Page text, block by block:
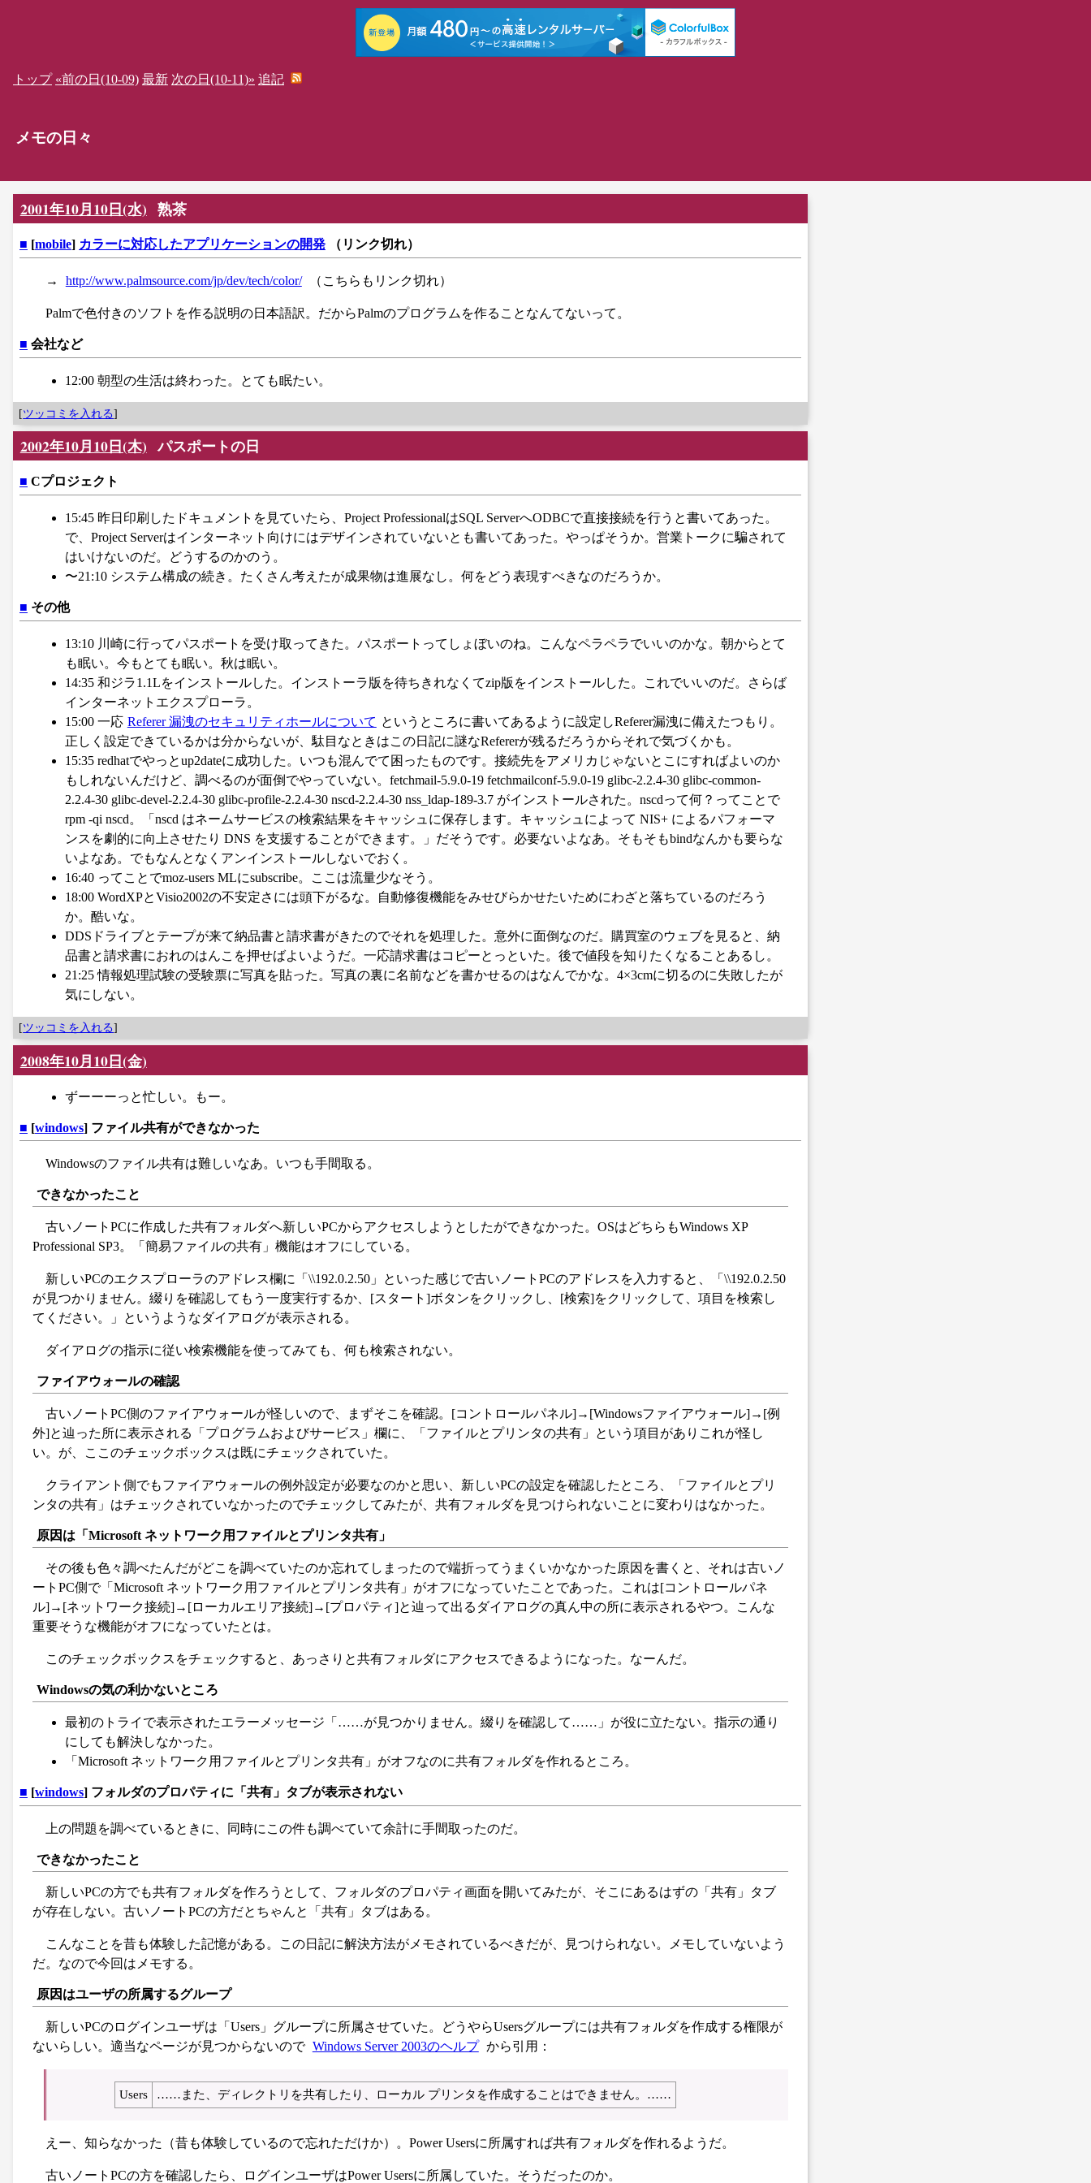
トップ «前の日(10-09) 最新 次の日(10-11)» 追記
メモの日々
2001年10月10日(水) 熟茶
■ [mobile] カラーに対応したアプリケーションの開発 （リンク切れ）
→ http://www.palmsource.com/jp/dev/tech/color/ （こちらもリンク切れ）
Palmで色付きのソフトを作る説明の日本語訳。だからPalmのプログラムを作ることなんてないって。
■ 会社など
12:00 朝型の生活は終わった。とても眠たい。
[ツッコミを入れる]
2002年10月10日(木) パスポートの日
■ Cプロジェクト
15:45 昨日印刷したドキュメントを見ていたら、Project ProfessionalはSQL ServerへODBCで直接接続を行うと書いてあった。
で、Project Serverはインターネット向けにはデザインされていないとも書いてあった。やっぱそうか。営業トークに騙されて
はいけないのだ。どうするのかのう。
〜21:10 システム構成の続き。たくさん考えたが成果物は進展なし。何をどう表現すべきなのだろうか。
■ その他
13:10 川崎に行ってパスポートを受け取ってきた。パスポートってしょぼいのね。こんなペラペラでいいのかな。朝からとて
も眠い。今もとても眠い。秋は眠い。
14:35 和ジラ1.1Lをインストールした。インストーラ版を待ちきれなくてzip版をインストールした。これでいいのだ。さらば
インターネットエクスプローラ。
15:00 一応 Referer 漏洩のセキュリティホールについて というところに書いてあるように設定しReferer漏洩に備えたつもり。
正しく設定できているかは分からないが、駄目なときはこの日記に謎なRefererが残るだろうからそれで気づくかも。
15:35 redhatでやっとup2dateに成功した。いつも混んでて困ったものです。接続先をアメリカじゃないとこにすればよいのか
もしれないんだけど、調べるのが面倒でやっていない。fetchmail-5.9.0-19 fetchmailconf-5.9.0-19 glibc-2.2.4-30 glibc-common-
2.2.4-30 glibc-devel-2.2.4-30 glibc-profile-2.2.4-30 nscd-2.2.4-30 nss_ldap-189-3.7 がインストールされた。nscdって何？ってことで
rpm -qi nscd。「nscd はネームサービスの検索結果をキャッシュに保存します。キャッシュによって NIS+ によるパフォーマ
ンスを劇的に向上させたり DNS を支援することができます。」だそうです。必要ないよなあ。そもそもbindなんかも要らな
いよなあ。でもなんとなくアンインストールしないでおく。
16:40 ってことでmoz-users MLにsubscribe。ここは流量少なそう。
18:00 WordXPとVisio2002の不安定さには頭下がるな。自動修復機能をみせびらかせたいためにわざと落ちているのだろう
か。酷いな。
DDSドライブとテープが来て納品書と請求書がきたのでそれを処理した。意外に面倒なのだ。購買室のウェブを見ると、納
品書と請求書におれのはんこを押せばよいようだ。一応請求書はコピーとっといた。後で値段を知りたくなることあるし。
21:25 情報処理試験の受験票に写真を貼った。写真の裏に名前などを書かせるのはなんでかな。4×3cmに切るのに失敗したが
気にしない。
[ツッコミを入れる]
2008年10月10日(金)
ずーーーっと忙しい。もー。
■ [windows] ファイル共有ができなかった
Windowsのファイル共有は難しいなあ。いつも手間取る。
できなかったこと
古いノートPCに作成した共有フォルダへ新しいPCからアクセスしようとしたができなかった。OSはどちらもWindows XP
Professional SP3。「簡易ファイルの共有」機能はオフにしている。
新しいPCのエクスプローラのアドレス欄に「\\192.0.2.50」といった感じで古いノートPCのアドレスを入力すると、「\\192.0.2.50
が見つかりません。綴りを確認してもう一度実行するか、[スタート]ボタンをクリックし、[検索]をクリックして、項目を検索し
てください。」というようなダイアログが表示される。
ダイアログの指示に従い検索機能を使ってみても、何も検索されない。
ファイアウォールの確認
古いノートPC側のファイアウォールが怪しいので、まずそこを確認。[コントロールパネル]→[Windowsファイアウォール]→[例
外]と辿った所に表示される「プログラムおよびサービス」欄に、「ファイルとプリンタの共有」という項目がありこれが怪し
い。が、ここのチェックボックスは既にチェックされていた。
クライアント側でもファイアウォールの例外設定が必要なのかと思い、新しいPCの設定を確認したところ、「ファイルとプリ
ンタの共有」はチェックされていなかったのでチェックしてみたが、共有フォルダを見つけられないことに変わりはなかった。
原因は「Microsoft ネットワーク用ファイルとプリンタ共有」
その後も色々調べたんだがどこを調べていたのか忘れてしまったので端折ってうまくいかなかった原因を書くと、それは古いノ
ートPC側で「Microsoft ネットワーク用ファイルとプリンタ共有」がオフになっていたことであった。これは[コントロールパネ
ル]→[ネットワーク接続]→[ローカルエリア接続]→[プロパティ]と辿って出るダイアログの真ん中の所に表示されるやつ。こんな
重要そうな機能がオフになっていたとは。
このチェックボックスをチェックすると、あっさりと共有フォルダにアクセスできるようになった。なーんだ。
Windowsの気の利かないところ
最初のトライで表示されたエラーメッセージ「……が見つかりません。綴りを確認して……」が役に立たない。指示の通り
にしても解決しなかった。
「Microsoft ネットワーク用ファイルとプリンタ共有」がオフなのに共有フォルダを作れるところ。
■ [windows] フォルダのプロパティに「共有」タブが表示されない
上の問題を調べているときに、同時にこの件も調べていて余計に手間取ったのだ。
できなかったこと
新しいPCの方でも共有フォルダを作ろうとして、フォルダのプロパティ画面を開いてみたが、そこにあるはずの「共有」タブ
が存在しない。古いノートPCの方だとちゃんと「共有」タブはある。
こんなことを昔も体験した記憶がある。この日記に解決方法がメモされているべきだが、見つけられない。メモしていないよう
だ。なので今回はメモする。
原因はユーザの所属するグループ
新しいPCのログインユーザは「Users」グループに所属させていた。どうやらUsersグループには共有フォルダを作成する権限が
ないらしい。適当なページが見つからないので Windows Server 2003のヘルプ から引用：
Users ……また、ディレクトリを共有したり、ローカル プリンタを作成することはできません。……
えー、知らなかった（昔も体験しているので忘れただけか）。Power Usersに所属すれば共有フォルダを作れるようだ。
古いノートPCの方を確認したら、ログインユーザはPower Usersに所属していた。そうだったのか。